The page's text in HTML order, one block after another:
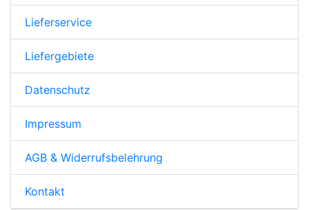
Lieferservice
Liefergebiete
Datenschutz
Impressum
AGB & Widerrufsbelehrung
Kontakt